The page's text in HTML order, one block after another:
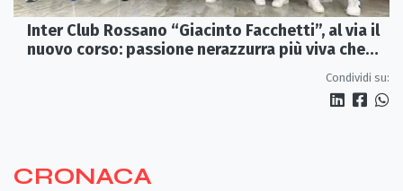
Inter Club Rossano “Giacinto Facchetti”, al via il
nuovo corso: passione nerazzurra più viva che
Condividi su:
CRONACA